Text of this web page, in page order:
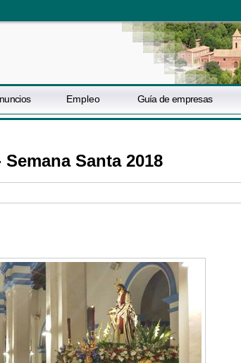
Empleo Guía de empresas
Santa 2018